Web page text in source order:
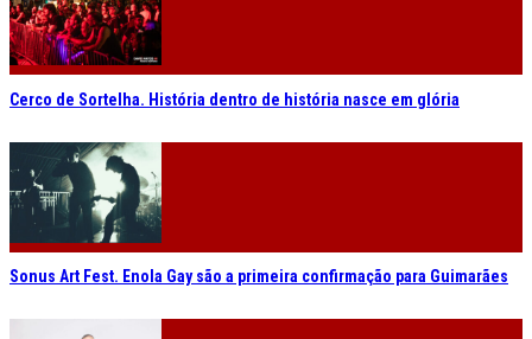
Cerco de Sortelha. História dentro de história nasce em glória
Sonus Art Fest. Enola Gay são a primeira confirmação para Guimarães